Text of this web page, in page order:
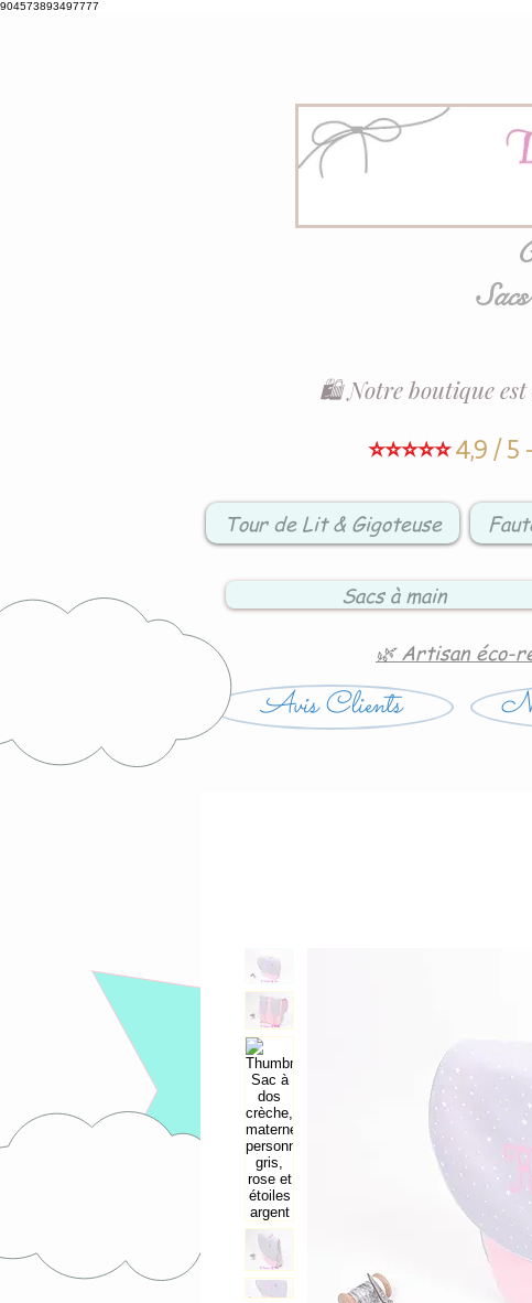
904573893497777
⭐⭐⭐⭐⭐4,9 / 5
🛍️ Notre boutique est
Tour de Lit & Gigoteuse
Sacs à main
🌿 Artisan éco-
Avis Clients